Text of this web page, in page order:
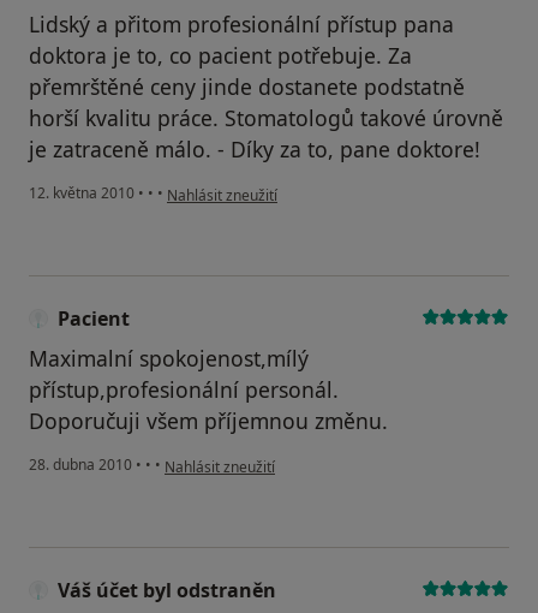
Lidský a přitom profesionální přístup pana
doktora je to, co pacient potřebuje. Za
přemrštěné ceny jinde dostanete podstatně
horší kvalitu práce. Stomatologů takové úrovně
je zatraceně málo. - Díky za to, pane doktore!
12. května 2010 • • • podle názoru uživatele Pacient
Nahlásit zneužití
Pacient
Maximalní spokojenost,mílý
přístup,profesionální personál.
Doporučuji všem příjemnou změnu.
28. dubna 2010 • • • podle názoru uživatele Pacient
Nahlásit zneužití
Váš účet byl odstraněn